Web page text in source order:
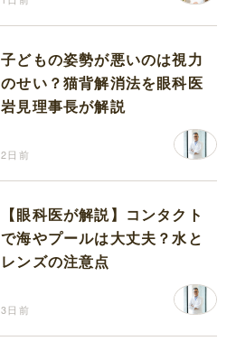
子どもの姿勢が悪いのは視力
のせい？猫背解消法を眼科医
岩見理事長が解説
2日前
【眼科医が解説】コンタクト
で海やプールは大丈夫？水と
レンズの注意点
3日前